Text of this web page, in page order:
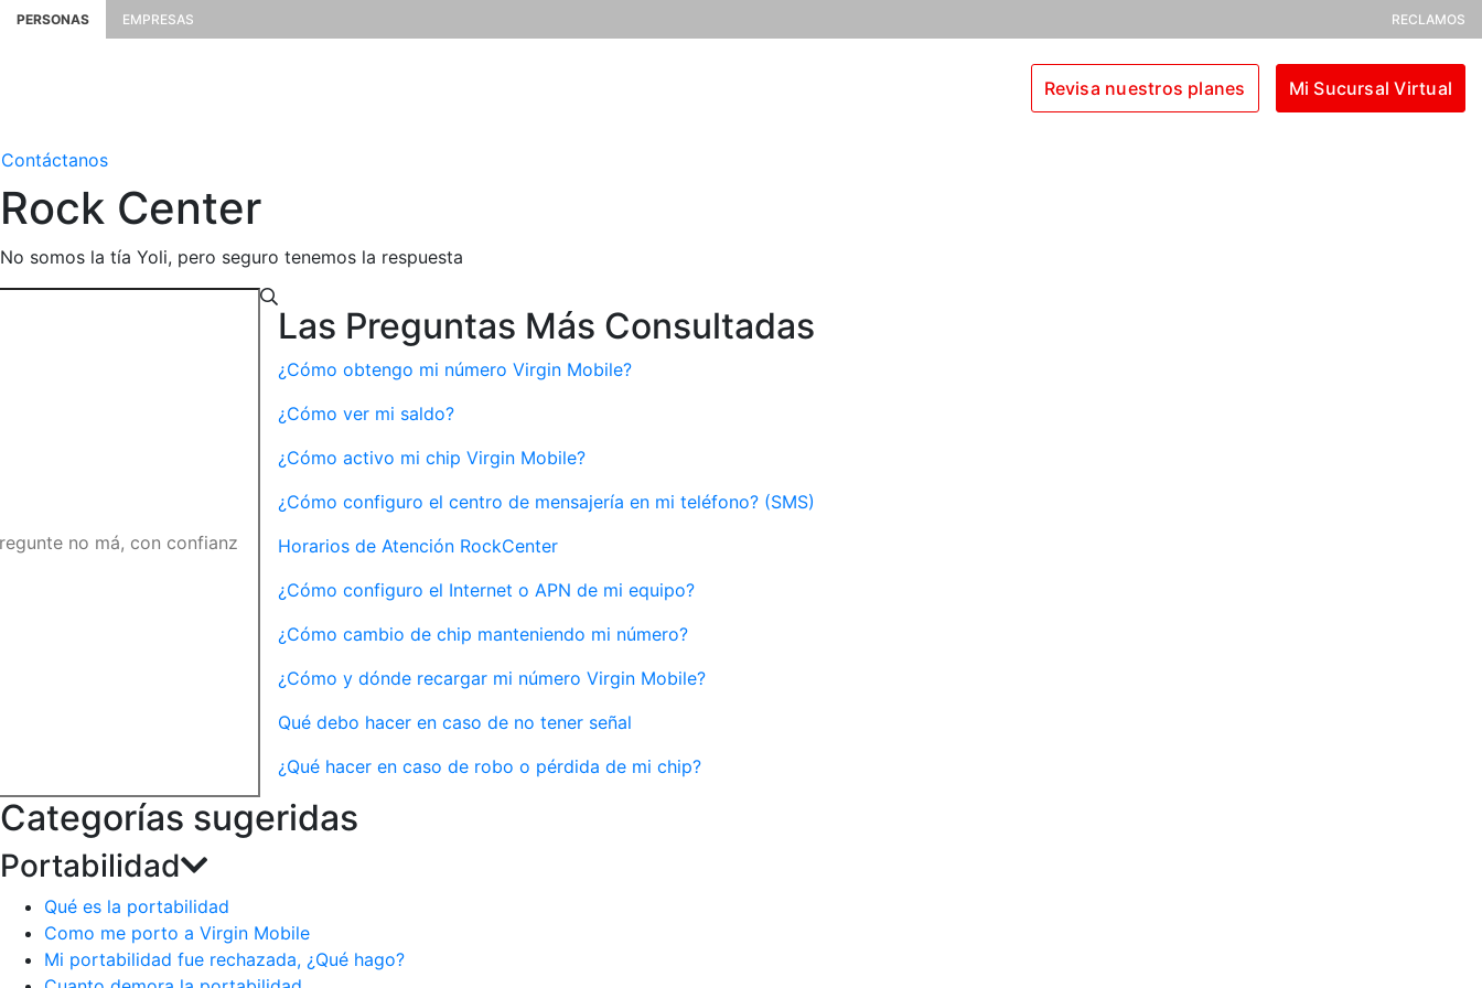
PERSONAS EMPRESAS RECLAMOS
Revisa nuestros planes Mi Sucursal Virtual
Contáctanos
Rock Center
No somos la tía Yoli, pero seguro tenemos la respuesta
Las Preguntas Más Consultadas
¿Cómo obtengo mi número Virgin Mobile?
¿Cómo ver mi saldo?
¿Cómo activo mi chip Virgin Mobile?
¿Cómo configuro el centro de mensajería en mi teléfono? (SMS)
Horarios de Atención RockCenter
¿Cómo configuro el Internet o APN de mi equipo?
¿Cómo cambio de chip manteniendo mi número?
¿Cómo y dónde recargar mi número Virgin Mobile?
Qué debo hacer en caso de no tener señal
¿Qué hacer en caso de robo o pérdida de mi chip?
Categorías sugeridas
Portabilidad
Qué es la portabilidad
Como me porto a Virgin Mobile
Mi portabilidad fue rechazada, ¿Qué hago?